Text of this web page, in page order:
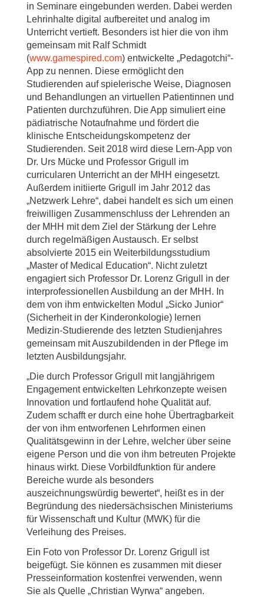
in Seminare eingebunden werden. Dabei werden
Lehrinhalte digital aufbereitet und analog im
Unterricht vertieft. Besonders ist hier die von ihm
gemeinsam mit Ralf Schmidt
(www.gamespired.com) entwickelte „Pedagotchi“-
App zu nennen. Diese ermöglicht den
Studierenden auf spielerische Weise, Diagnosen
und Behandlungen an virtuellen Patientinnen und
Patienten durchzuführen. Die App simuliert eine
pädiatrische Notaufnahme und fördert die
klinische Entscheidungskompetenz der
Studierenden. Seit 2018 wird diese Lern-App von
Dr. Urs Mücke und Professor Grigull im
curricularen Unterricht an der MHH eingesetzt.
Außerdem initiierte Grigull im Jahr 2012 das
„Netzwerk Lehre“, dabei handelt es sich um einen
freiwilligen Zusammenschluss der Lehrenden an
der MHH mit dem Ziel der Stärkung der Lehre
durch regelmäßigen Austausch. Er selbst
absolvierte 2015 ein Weiterbildungsstudium
„Master of Medical Education“. Nicht zuletzt
engagiert sich Professor Dr. Lorenz Grigull in der
interprofessionellen Ausbildung an der MHH. In
dem von ihm entwickelten Modul „Sicko Junior“
(Sicherheit in der Kinderonkologie) lernen
Medizin-Studierende des letzten Studienjahres
gemeinsam mit Auszubildenden in der Pflege im
letzten Ausbildungsjahr.
„Die durch Professor Grigull mit langjährigem
Engagement entwickelten Lehrkonzepte weisen
Innovation und fortlaufend hohe Qualität auf.
Zudem schafft er durch eine hohe Übertragbarkeit
der von ihm entworfenen Lehrformen einen
Qualitätsgewinn in der Lehre, welcher über seine
eigene Person und die von ihm betreuten Projekte
hinaus wirkt. Diese Vorbildfunktion für andere
Bereiche wurde als besonders
auszeichnungswürdig bewertet“, heißt es in der
Begründung des niedersächsischen Ministeriums
für Wissenschaft und Kultur (MWK) für die
Verleihung des Preises.
Ein Foto von Professor Dr. Lorenz Grigull ist
beigefügt. Sie können es zusammen mit dieser
Presseinformation kostenfrei verwenden, wenn
Sie als Quelle „Christian Wyrwa“ angeben.